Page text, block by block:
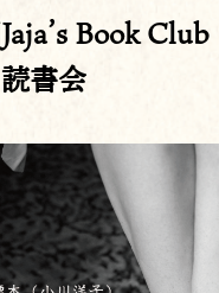
Book
書会